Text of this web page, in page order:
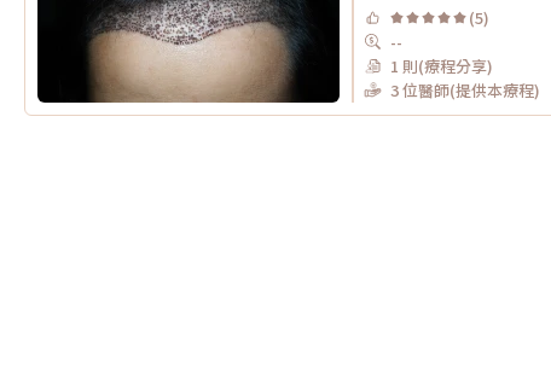
(5)
--
1 則(療程分享)
3 位醫師(提供本療程)